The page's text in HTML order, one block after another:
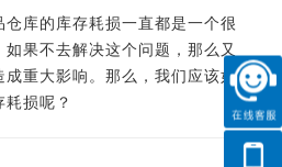
库的库存耗损一直都是一个很
果不去解决这个问题，那么又
重大影响。那么，我们应该如
损呢？